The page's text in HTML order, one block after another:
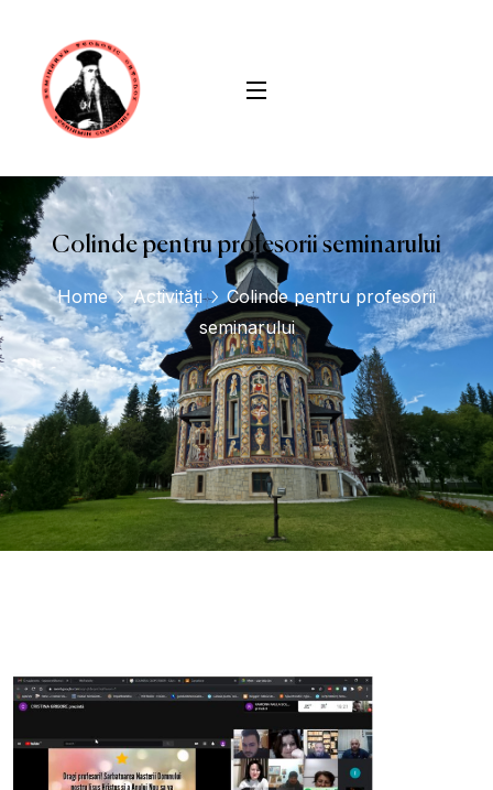
Colinde pentru profesorii seminarului
Home Activități
Colinde pentru profesorii
seminarului